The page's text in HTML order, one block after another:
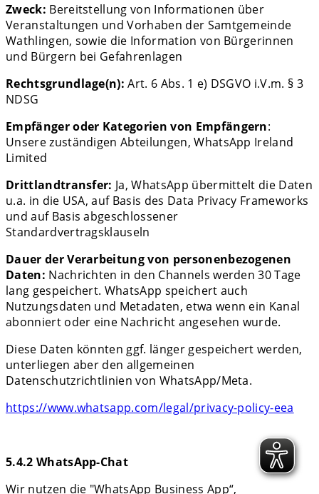
Zweck: Bereitstellung von Informationen über
Veranstaltungen und Vorhaben der Samtgemeinde
Wathlingen, sowie die Information von Bürgerinnen
und Bürgern bei Gefahrenlagen
Rechtsgrundlage(n): Art. 6 Abs. 1 e) DSGVO i.V.m. § 3
NDSG
Empfänger oder Kategorien von Empfängern:
Unsere zuständigen Abteilungen, WhatsApp Ireland
Limited
Drittlandtransfer: Ja, WhatsApp übermittelt die Daten
u.a. in die USA, auf Basis des Data Privacy Frameworks
und auf Basis abgeschlossener
Standardvertragsklauseln
Dauer der Verarbeitung von personenbezogenen
Daten: Nachrichten in den Channels werden 30 Tage
lang gespeichert. WhatsApp speichert auch
Nutzungsdaten und Metadaten, etwa wenn ein Kanal
abonniert oder eine Nachricht angesehen wurde.
Diese Daten könnten ggf. länger gespeichert werden,
unterliegen aber den allgemeinen
Datenschutzrichtlinien von WhatsApp/Meta.
https://www.whatsapp.com/legal/privacy-policy-eea
5.4.2 WhatsApp-Chat
Wir nutzen die "WhatsApp Business App“,